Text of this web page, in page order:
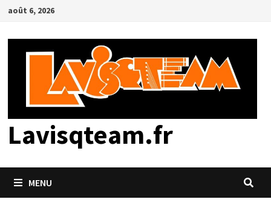
Passer
contenu
août 6, 2026
Lavisqteam.fr
MENU